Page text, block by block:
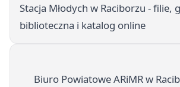
Stacja Młodych w Raciborzu - filie,
biblioteczna i katalog online
Biuro Powiatowe ARiMR w